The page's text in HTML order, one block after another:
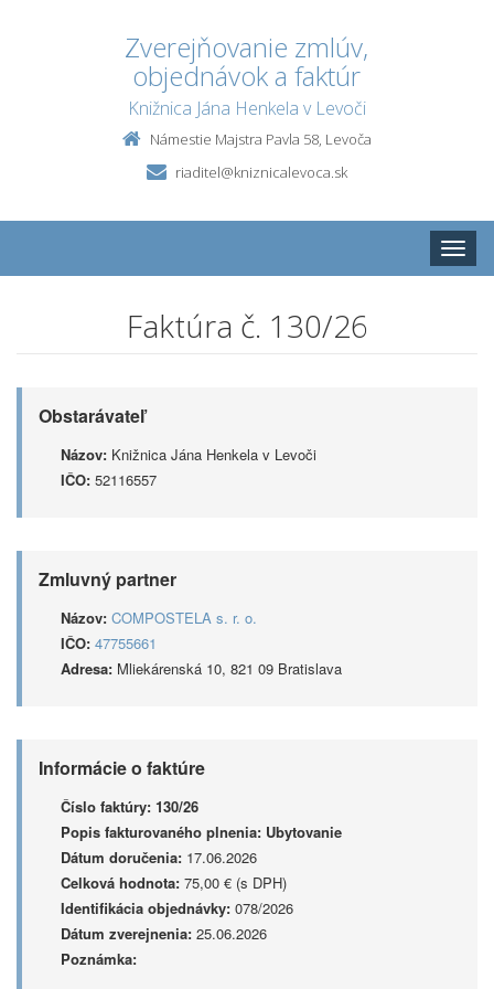
Zverejňovanie zmlúv,
objednávok a faktúr
Knižnica Jána Henkela v Levoči
Námestie Majstra Pavla 58, Levoča
riaditel@kniznicalevoca.sk
Toggle
Faktúra č. 130/26
Obstarávateľ
Názov: Knižnica Jána Henkela v Levoči
IČO: 52116557
Zmluvný partner
Názov: COMPOSTELA s. r. o.
IČO: 47755661
Adresa: Mliekárenská 10, 821 09 Bratislava
Informácie o faktúre
Číslo faktúry: 130/26
Popis fakturovaného plnenia: Ubytovanie
Dátum doručenia: 17.06.2026
Celková hodnota: 75,00 € (s DPH)
Identifikácia objednávky: 078/2026
Dátum zverejnenia: 25.06.2026
Poznámka: